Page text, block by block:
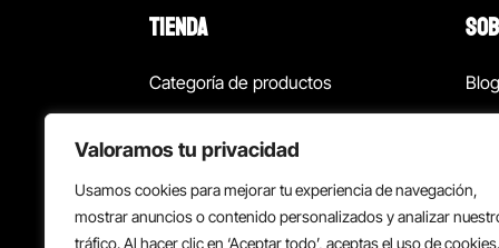
Valoramos tu privacidad
Usamos cookies para mejorar tu experiencia de navegación,
mostrar anuncios o contenido personalizados y analizar
tráfico. Al hacer clic en ‘Aceptar todo’, aceptas el uso de cookies.
TIENDA
Categoría de productos
¡Las mejores ofertas!
Back to school
Blog